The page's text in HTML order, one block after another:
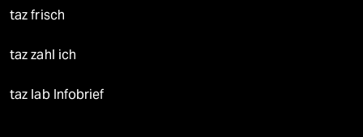
taz frisch
taz zahl ich
taz lab Infobrief